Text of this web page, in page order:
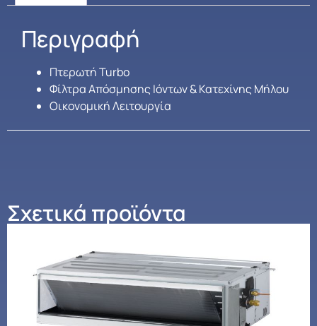
Περιγραφή
Πτερωτή Turbo
Φίλτρα Απόσμησης Ιόντων & Κατεχίνης Μήλου
Οικονομική Λειτουργία
Σχετικά προϊόντα